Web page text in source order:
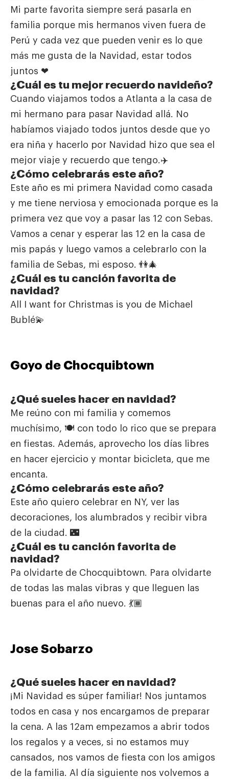
Mi parte favorita siempre será pasarla en
familia porque mis hermanos viven fuera de
Perú y cada vez que pueden venir es lo que
más me gusta de la Navidad, estar todos
juntos ❤
¿Cuál es tu mejor recuerdo navideño?
Cuando viajamos todos a Atlanta a la casa de
mi hermano para pasar Navidad allá. No
habíamos viajado todos juntos desde que yo
era niña y hacerlo por Navidad hizo que sea el
mejor viaje y recuerdo que tengo.✈️
¿Cómo celebrarás este año?
Este año es mi primera Navidad como casada
y me tiene nerviosa y emocionada porque es la
primera vez que voy a pasar las 12 con Sebas.
Vamos a cenar y esperar las 12 en la casa de
mis papás y luego vamos a celebrarlo con la
familia de Sebas, mi esposo. 👫🎄
¿Cuál es tu canción favorita de
navidad?
All I want for Christmas is you de Michael
Bublé💫
Goyo de Chocquibtown
¿Qué sueles hacer en navidad?
Me reúno con mi familia y comemos
muchísimo, 🍽 con todo lo rico que se prepara
en fiestas. Además, aprovecho los días libres
en hacer ejercicio y montar bicicleta, que me
encanta.
¿Cómo celebrarás este año?
Este año quiero celebrar en NY, ver las
decoraciones, los alumbrados y recibir vibra
de la ciudad. 🌃
¿Cuál es tu canción favorita de
navidad?
Pa olvidarte de Chocquibtown. Para olvidarte
de todas las malas vibras y que lleguen las
buenas para el año nuevo. 💃🏾
Jose Sobarzo
¿Qué sueles hacer en navidad?
¡Mi Navidad es súper familiar! Nos juntamos
todos en casa y nos encargamos de preparar
la cena. A las 12am empezamos a abrir todos
los regalos y a veces, si no estamos muy
cansados, nos vamos de fiesta con los amigos
de la familia. Al día siguiente nos volvemos a